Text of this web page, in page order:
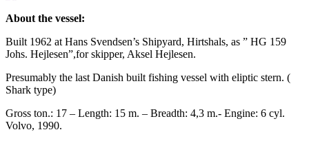
About the vessel:
Built 1962 at Hans Svendsen’s Shipyard, Hirtshals, as ” HG 159
Johs. Hejlesen”,for skipper, Aksel Hejlesen.
Presumably the last Danish built fishing vessel with eliptic stern. (
Shark type)
Gross ton.: 17 – Length: 15 m. – Breadth: 4,3 m.- Engine: 6 cyl.
Volvo, 1990.